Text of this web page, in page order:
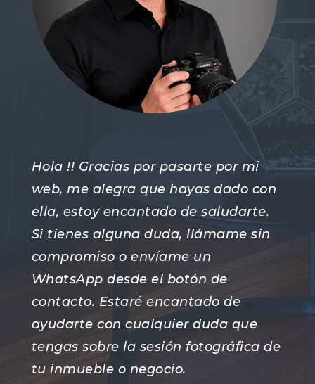
Hola !! Gracias por pasarte por mi
web, me alegra que hayas dado con
ella, estoy encantado de saludarte.
Si tienes alguna duda, llámame sin
compromiso o envíame un
WhatsApp desde el botón de
contacto. Estaré encantado de
ayudarte con cualquier duda que
tengas sobre la sesión fotográfica de
tu inmueble o negocio.